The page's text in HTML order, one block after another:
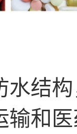
水结
输和